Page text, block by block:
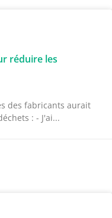
réduire les
des fabricants aurait
: - J'ai...